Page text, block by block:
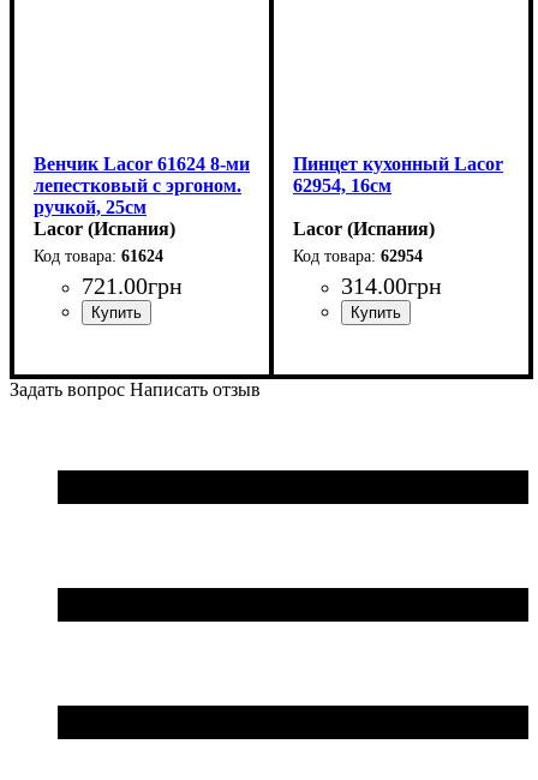
Венчик Lacor 61624 8-ми
лепестковый с эргоном.
ручкой, 25см
Lacor (Испания)
61624
721.00грн
Пинцет кухонный Lacor
62954, 16см
Lacor (Испания)
62954
314.00грн
Задать вопрос Написать отзыв